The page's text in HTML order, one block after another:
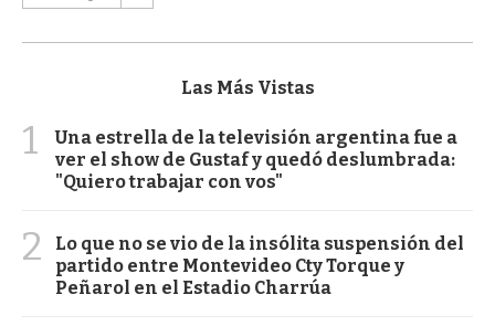
Las Más Vistas
1
Una estrella de la televisión argentina fue a
ver el show de Gustaf y quedó deslumbrada:
"Quiero trabajar con vos"
2
Lo que no se vio de la insólita suspensión del
partido entre Montevideo Cty Torque y
Peñarol en el Estadio Charrúa